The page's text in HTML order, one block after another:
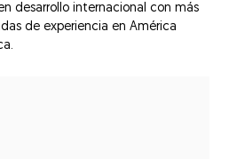
desarrollo internacional con más
de experiencia en América